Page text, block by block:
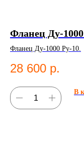
Фланец Ду-
Фланец Ду-1000 Ру-10.
28 600 р.
В